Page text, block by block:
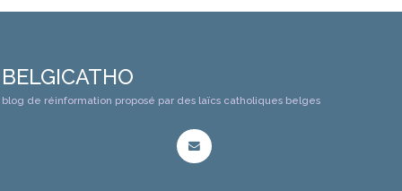
BELGICATHO
blog de réinformation proposé par des laïcs catholiques belges